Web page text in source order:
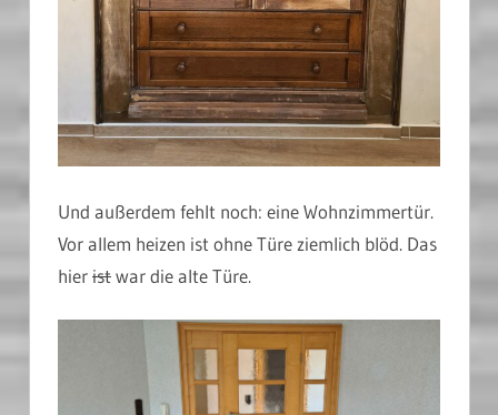
Und außerdem fehlt noch: eine Wohnzimmertür.
Vor allem heizen ist ohne Türe ziemlich blöd. Das
hieristwar die alte Türe.